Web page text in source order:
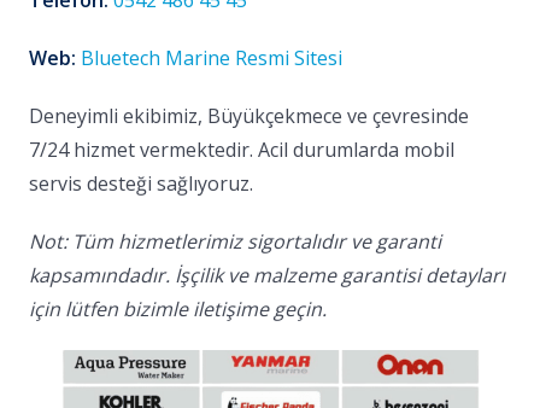
Web: Bluetech Marine Resmi Sitesi
Deneyimli ekibimiz, Büyükçekmece ve çevresinde
7/24 hizmet vermektedir. Acil durumlarda mobil
servis desteği sağlıyoruz.
Not: Tüm hizmetlerimiz sigortalıdır ve garanti
kapsamındadır. İşçilik ve malzeme garantisi detayları
için lütfen bizimle iletişime geçin.